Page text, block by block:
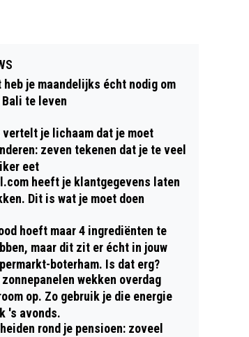
heb je maandelijks écht nodig om
Bali te leven
vertelt je lichaam dat je moet
zeven tekenen dat je te veel
eet
heeft je klantgegevens laten
Dit is wat je moet doen
hoeft maar 4 ingrediënten te
maar dit zit er écht in jouw
boterham. Is dat erg?
zonnepanelen wekken overdag
op. Zo gebruik je die energie
's avonds.
rond je pensioen: zoveel